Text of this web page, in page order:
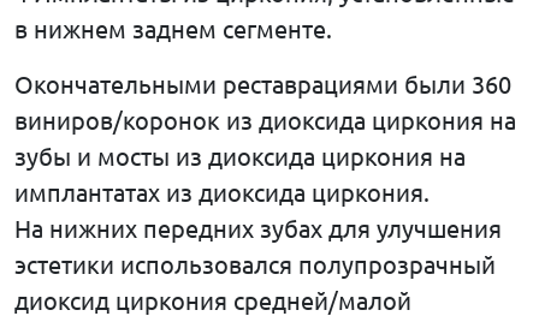
в нижнем заднем сегменте.
Окончательными реставрациями были 360
виниров/коронок из диоксида циркония на
зубы и мосты из диоксида циркония на
имплантатах из диоксида циркония.
На нижних передних зубах для улучшения
эстетики использовался полупрозрачный
диоксид циркония средней/малой